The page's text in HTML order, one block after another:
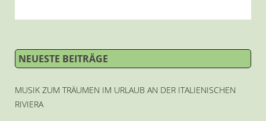
NEUESTE BEITRÄGE
MUSIK ZUM TRÄUMEN IM URLAUB AN DER ITALIENISCHEN
RIVIERA